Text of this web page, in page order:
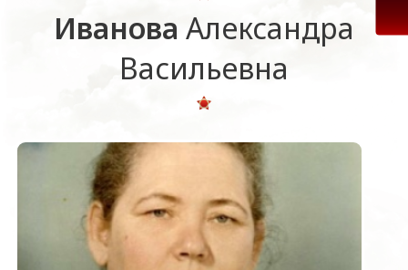
Иванова Александра
Васильевна